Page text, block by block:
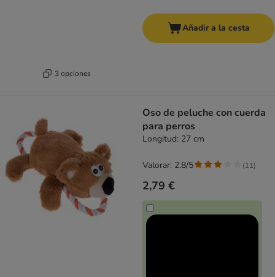
3 opciones
Añadir a la cesta
Oso de peluche con cuerda
para perros
Longitud: 27 cm
2,79 €
Valorar: 2.8/5 (11)